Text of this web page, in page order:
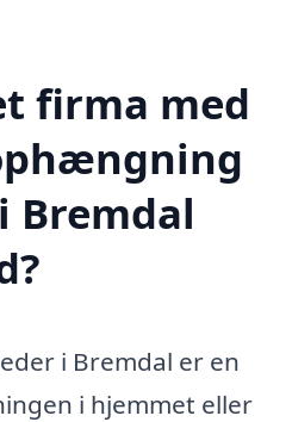
firma med
Bremdal
i Bremdal er en
i hjemmet eller